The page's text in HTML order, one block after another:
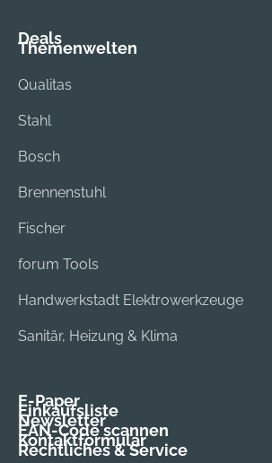
Deals
Themenwelten
Qualitas
Stahl
Bosch
Brennenstuhl
Fischer
forum Tools
Handwerkstadt Elektrowerkzeuge
Sanitär, Heizung & Klima
E-Paper
Einkaufsliste
Newsletter
EAN-Code scannen
Kontaktformular
Rechtliches & Service